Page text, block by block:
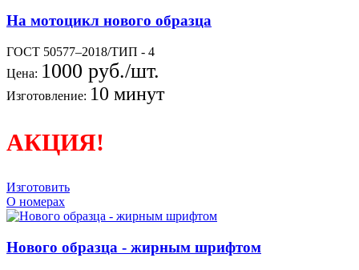
На мотоцикл нового образца
ГОСТ 50577–2018/ТИП - 4
Цена: 1000 руб./шт.
Изготовление: 10 минут
АКЦИЯ!
Изготовить
О номерах
Нового образца - жирным шрифтом